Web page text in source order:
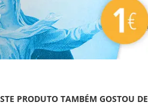
PRODUTO TAMBÉM GOSTOU DE